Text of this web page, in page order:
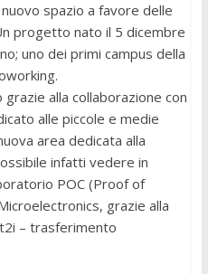
spazio a favore delle
progetto nato il 5 dicembre
uno dei primi campus della
alla collaborazione con
alle piccole e medie
area dedicata alla
infatti vedere in
POC (Proof of
grazie alla
– trasferimento